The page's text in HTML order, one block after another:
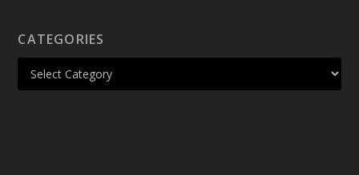
CATEGORIES